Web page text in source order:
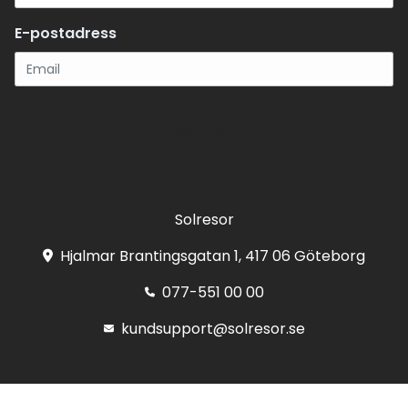
E-postadress
Solresor
Hjalmar Brantingsgatan 1, 417 06 Göteborg
077-551 00 00
kundsupport@solresor.se